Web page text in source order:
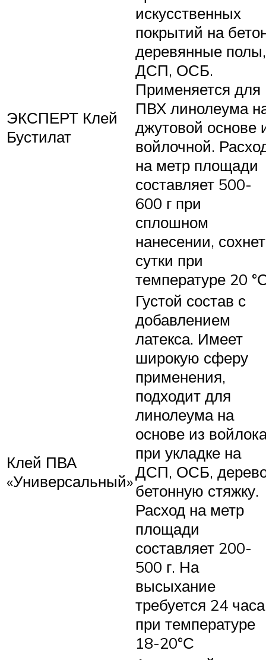
ЭКСПЕРТ Клей
Бустилат
искусственных
покрытий на
деревянные полы,
ДСП, ОСБ.
Применяется для
ПВХ линолеума
джутовой основе
войлочной.
на метр площади
составляет 500-
600 г при
сплошном
нанесении, сохнет
сутки при
температуре 20
Клей ПВА
«Универсальный»
Густой состав с
добавлением
латекса. Имеет
широкую сферу
применения,
подходит для
линолеума на
основе из
при укладке на
ДСП, ОСБ,
бетонную стяжку.
Расход на метр
площади
составляет 200-
500 г. На
высыхание
требуется 24 часа
при температуре
18-20°С